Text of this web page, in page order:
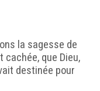
la sagesse de
cachée, que Dieu,
destinée pour